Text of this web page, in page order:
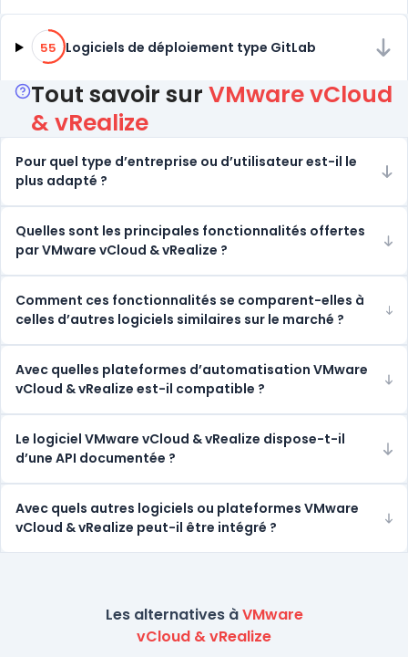
55% de compatibilité
55 Logiciels de déploiement type GitLab
Tout savoir sur VMware vCloud
& vRealize
Pour quel type d’entreprise ou d’utilisateur est-il le
plus adapté ?
Quelles sont les principales fonctionnalités offertes
par VMware vCloud & vRealize ?
Comment ces fonctionnalités se comparent-elles à
celles d’autres logiciels similaires sur le marché ?
Avec quelles plateformes d’automatisation VMware
vCloud & vRealize est-il compatible ?
Le logiciel VMware vCloud & vRealize dispose-t-il
d’une API documentée ?
Avec quels autres logiciels ou plateformes VMware
vCloud & vRealize peut-il être intégré ?
Les alternatives àVMware
vCloud & vRealize